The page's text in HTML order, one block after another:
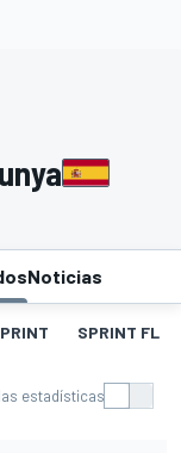
Noticias
SPRINT FL
estadísticas